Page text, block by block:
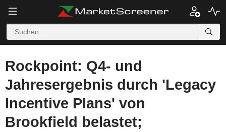
Rockpoint: Q4- und
Jahresergebnis durch 'Legacy
Incentive Plans' von
Brookfield belastet;